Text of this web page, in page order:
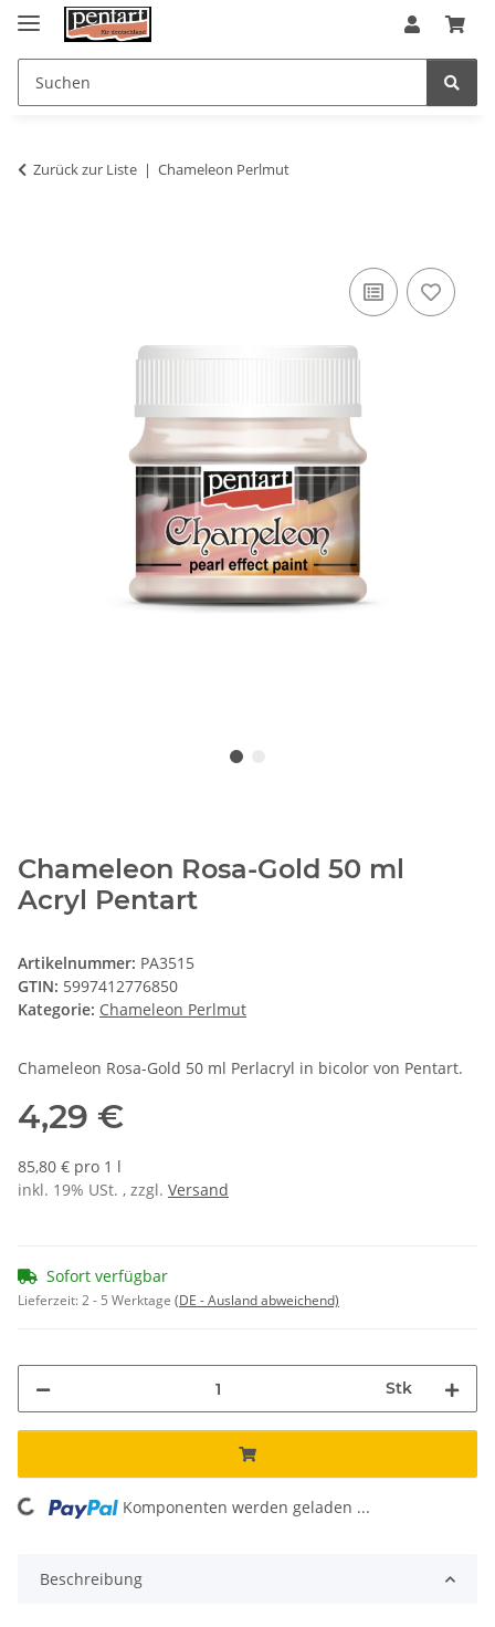
Zurück zur Liste Chameleon Perlmut
Chameleon Rosa-Gold 50 ml
Acryl Pentart
Artikelnummer: PA3515
GTIN: 5997412776850
Kategorie: Chameleon Perlmut
Chameleon Rosa-Gold 50 ml Perlacryl in bicolor von Pentart.
4,29 €
85,80 € pro 1 l
inkl. 19% USt. , zzgl. Versand
Sofort verfügbar
Lieferzeit:2 - 5 Werktage (DE - Ausland abweichend)
Stk
Loading... Komponenten werden geladen ...
Beschreibung